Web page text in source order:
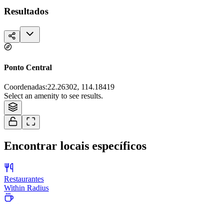
Resultados
Ponto Central
Coordenadas:22.26302, 114.18419
Select an amenity to see results.
Tiles © Esri — Source: Esri, i-cubed, USDA, USGS, AEX, GeoEye,
Getmapping, Aerogrid, IGN, IGP, and the GIS User Community
Encontrar locais específicos
Restaurantes
Within Radius